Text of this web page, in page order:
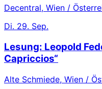
Decentral, Wien /
Di. 29. Sep.
Lesung: Leopold
Capriccios“
Alte Schmiede, Wien /